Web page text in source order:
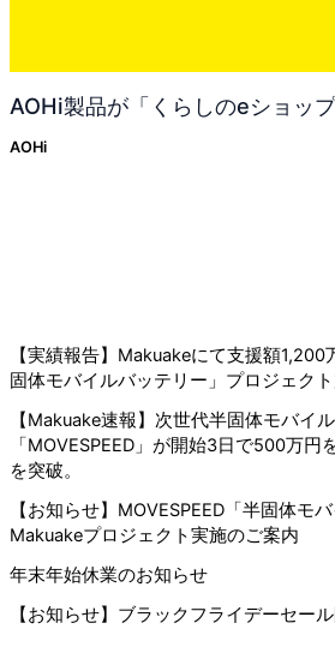
AOHi製品が「くらしのeショッ
AOHi
【実績報告】Makuakeにて支援額
固体モバイルバッテリー」プロジェク
【Makuake速報】次世代半固体モバイ
「MOVESPEED」が開始3日で500万
を突破。
【お知らせ】MOVESPEED「半固体モ
Makuakeプロジェクト実施のご案内
年末年始休業のお知らせ
【お知らせ】ブラックフライデーセー